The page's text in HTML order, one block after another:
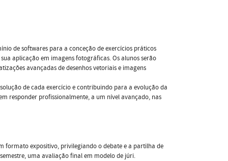
de softwares para a conceção de exercícios práticos
aplicação em imagens fotográficas. Os alunos serão
avançadas de desenhos vetoriais e imagens
de cada exercício e contribuindo para a evolução da
responder profissionalmente, a um nível avançado, nas
formato expositivo, privilegiando o debate e a partilha de
uma avaliação final em modelo de júri.